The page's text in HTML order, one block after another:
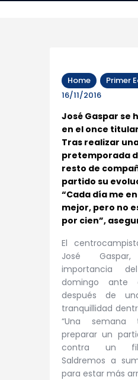
Home
Primer
16/11/2016
José Gaspar se
en el once
Tras realizar
pretemporada
resto de
partido su
“Cada día me
mejor, pero no
por cien”,
El
José
importancia
domingo ante
después de
tranquillidad
“Una semana
preparar un
contra un
Saldremos a
para estar más